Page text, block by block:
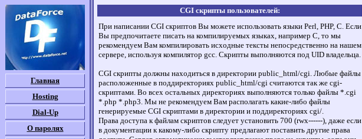
Главная
Hosting
Dial-Up
О паролях
CGI скрипты пользователей:
При написании CGI скриптов Вы можете использовать языки Perl, PHP, C. Если
Вы предпочитаете писать на компилируемых языках, например С, то мы
рекомендуем Вам компилировать исходные тексты непосредственно на нашем
сервере, используя компилятор gcc. Скрипты выполняются под UID владельца.
CGI скрипты должны находиться в директории public_html/cgi. Любые файлы
расположенные в поддиректориях public_html/cgi считаются так же cgi-
скриптами. Во всех остальных директориях выполняются только файлы *.cgi
*.php *.php3. Мы не рекомендуем Вам располагать какие-либо файлы
генерируемые CGI скриптами в директории и поддиректориях cgi/.
Права доступа к файлам скриптов следует установить 700 (rwx------), даже если
в документации к какому-либо скрипту предлагают поставить другие права